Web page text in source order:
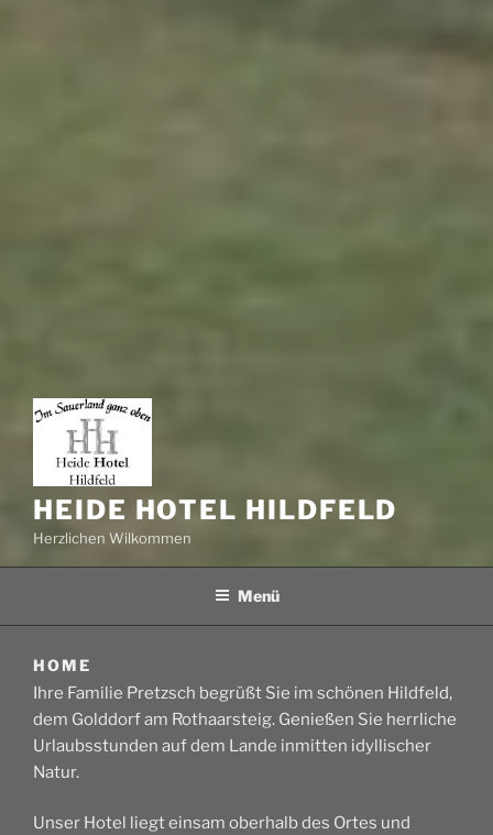
HEIDE HOTEL HILDFELD
Herzlichen Wilkommen
Menü
HOME
Ihre Familie Pretzsch begrüßt Sie im schönen Hildfeld,
dem Golddorf am Rothaarsteig. Genießen Sie herrliche
Urlaubsstunden auf dem Lande inmitten idyllischer
Natur.
Unser Hotel liegt einsam oberhalb des Ortes und